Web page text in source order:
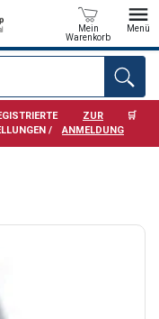
Mein
Warenkorb
Menü
/
ZUR
ANMELDUNG
🛒